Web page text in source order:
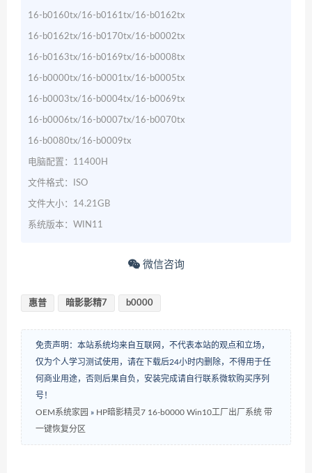
16-b0160tx/16-b0161tx/16-b0162tx
16-b0162tx/16-b0170tx/16-b0002tx
16-b0163tx/16-b0169tx/16-b0008tx
16-b0000tx/16-b0001tx/16-b0005tx
16-b0003tx/16-b0004tx/16-b0069tx
16-b0006tx/16-b0007tx/16-b0070tx
16-b0080tx/16-b0009tx
电脑配置：11400H
文件格式：ISO
文件大小：14.21GB
系统版本：WIN11
微信咨询
惠普 暗影影精7 b0000
免责声明：本站系统均来自互联网，不代表本站的观点和立场，
仅为个人学习测试使用，请在下载后24小时内删除，不得用于任
何商业用途，否则后果自负，安装完成请自行联系微软购买序列
号！
OEM系统家园 » HP暗影精灵7 16-b0000 Win10工厂出厂系统 带
一键恢复分区